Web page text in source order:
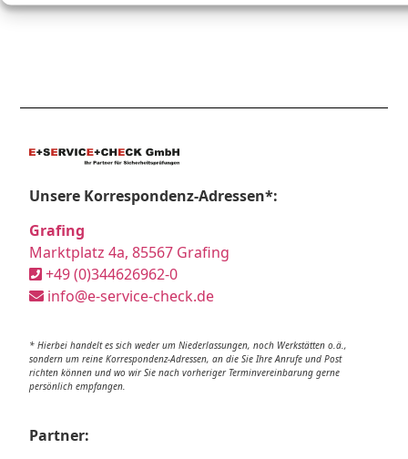
Unsere Korrespondenz-Adressen*:
Grafing
Marktplatz 4a, 85567 Grafing
+49 (0)344626962-0
info@e-service-check.de
* Hierbei handelt es sich weder um Niederlassungen, noch Werkstätten o.ä.,
sondern um reine Korrespondenz-Adressen, an die Sie Ihre Anrufe und Post
richten können und wo wir Sie nach vorheriger Terminvereinbarung gerne
persönlich empfangen.
Partner: